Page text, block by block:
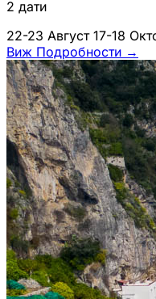
2 дати
22-23 Август 17-18
Виж Подробности →